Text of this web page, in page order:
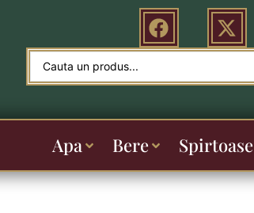
Apa Bere Spirtoase